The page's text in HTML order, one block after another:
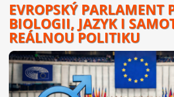
EVROPSKÝ PARLAMENT
BIOLOGII, JAZYK I
REÁLNOU POLITIKU